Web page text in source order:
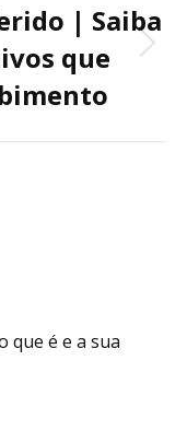
| Saiba
que
que é e a sua